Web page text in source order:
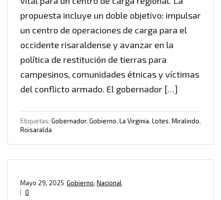
propuesta incluye un doble objetivo: impulsar
un centro de operaciones de carga para el
occidente risaraldense y avanzar en la
política de restitución de tierras para
campesinos, comunidades étnicas y víctimas
del conflicto armado. El gobernador […]
Etiquetas: Gobernador, Gobierno, La Virginia, Lotes, Miralindo,
Roisaralda
Gobierno, Nacional
Mayo 29, 2025
0